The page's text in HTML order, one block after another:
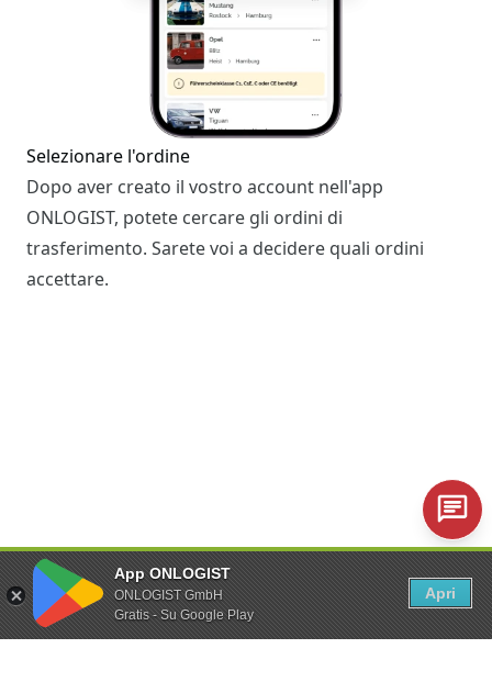
App ONLOGIST
ONLOGIST GmbH
Gratis - Su Google Play
Apri
Selezionare l'ordine
Dopo aver creato il vostro account nell'app
ONLOGIST, potete cercare gli ordini di
trasferimento. Sarete voi a decidere quali ordini
accettare.
Trasferimento di un veicolo
Il giorno del trasferimento, si ritira il veicolo nel
luogo di partenza. Con l'app si registra il ritiro, si